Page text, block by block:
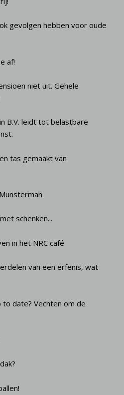
gevolgen hebben voor oude
af!
niet uit. Gehele
B.V. leidt tot belastbare
tas gemaakt van
schenken...
in het NRC café
van een erfenis, wat
date? Vechten om de